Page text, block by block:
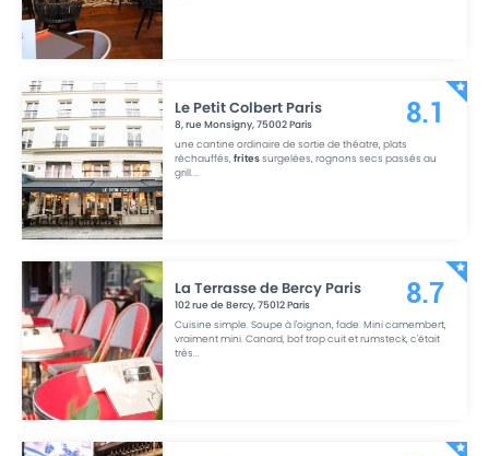
Le Petit Colbert Paris
8, rue Monsigny,75002Paris
une cantine ordinaire de sortie de théatre, plats
réchauffés,fritessurgelées, rognons secs passés au
grill....
8.1
La Terrasse de Bercy Paris
102 rue de Bercy,75012Paris
Cuisine simple. Soupe à l'oignon, fade. Mini camembert,
vraiment mini. Canard, bof trop cuit et rumsteck, c'était
très...
8.7